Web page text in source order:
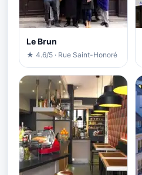
Le Brun
★ 4.6/5 · Rue Saint-Honoré